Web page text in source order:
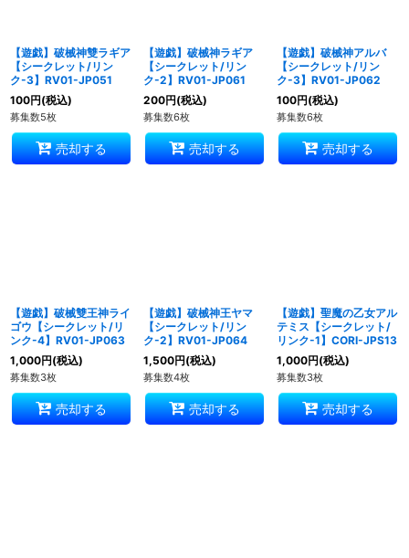
【遊戯】破械神雙ラギア
【シークレット/リン
ク-3】RV01-JP051
100円(税込)
募集数5枚
売却する
【遊戯】破械神ラギア
【シークレット/リン
ク-2】RV01-JP061
200円(税込)
募集数6枚
売却する
【遊戯】破械神アルバ
【シークレット/リン
ク-3】RV01-JP062
100円(税込)
募集数6枚
売却する
【遊戯】破械雙王神ライ
ゴウ【シークレット/リ
ンク-4】RV01-JP063
1,000円(税込)
募集数3枚
売却する
【遊戯】破械神王ヤマ
【シークレット/リン
ク-2】RV01-JP064
1,500円(税込)
募集数4枚
売却する
【遊戯】聖魔の乙女アル
テミス【シークレット/
リンク-1】CORI-JPS13
1,000円(税込)
募集数3枚
売却する